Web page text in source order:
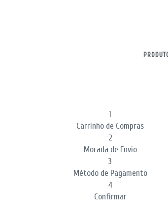
Ao continuar, declara aceitar todos os
1
Carrinho de Compras
2
Morada de Envio
3
Método de Pagamento
4
Confirmar